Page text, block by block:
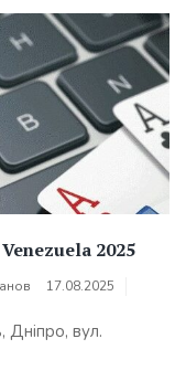
2025
17.08.2025
Дніпро, вул.